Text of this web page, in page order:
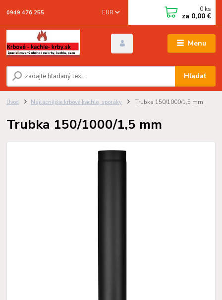
Menu
EUR
Hľadať
0949 476 255 0 ks
za 0,00 €
Úvod Najlacnějšie krbové kachle, sporáky Trubka 150/1000/1,5 mm
Trubka 150/1000/1,5 mm